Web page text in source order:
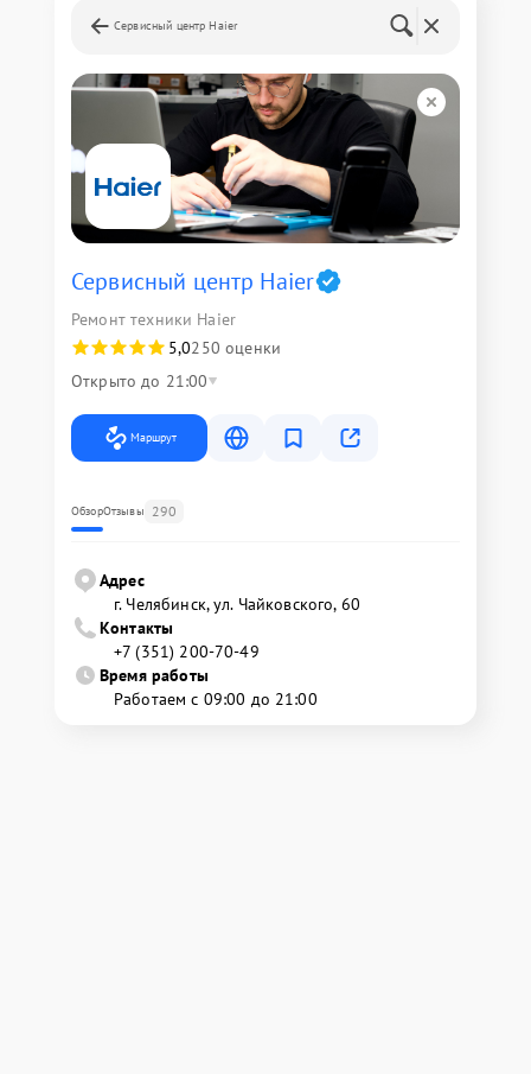
Сервисный центр Haier
Сервисный центр Haier
Ремонт техники Haier
5,0250 оценки
Открыто до 21:00
Маршрут
ОбзорОтзывы 290
Адрес
г. Челябинск, ул. Чайковского, 60
Контакты
+7 (351) 200-70-49
Время работы
Работаем с 09:00 до 21:00